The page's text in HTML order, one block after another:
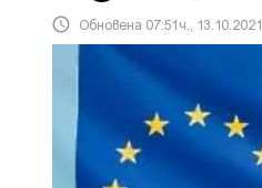
Обновена 07:51ч., 13.10.2021